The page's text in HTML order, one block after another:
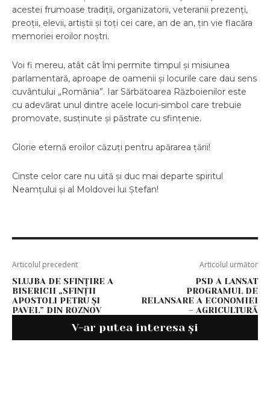
acestei frumoase tradiții, organizatorii, veteranii prezenți,
preoții, elevii, artiștii și toți cei care, an de an, țin vie flacăra
memoriei eroilor noștri.
Voi fi mereu, atât cât îmi permite timpul și misiunea
parlamentară, aproape de oamenii și locurile care dau sens
cuvântului „România”. Iar Sărbătoarea Războienilor este
cu adevărat unul dintre acele locuri-simbol care trebuie
promovate, susținute și păstrate cu sfințenie.
Glorie eternă eroilor căzuți pentru apărarea țării!
Cinste celor care nu uită și duc mai departe spiritul
Neamțului și al Moldovei lui Ștefan!
Articolul precedent
SLUJBA DE SFINȚIRE A
BISERICII „SFINȚII
APOSTOLI PETRU ȘI
PAVEL” DIN ROZNOV
Articolul următor
PSD A LANSAT
PROGRAMUL DE
RELANSARE A ECONOMIEI
– AGRICULTURĂ
V-ar putea interesa și